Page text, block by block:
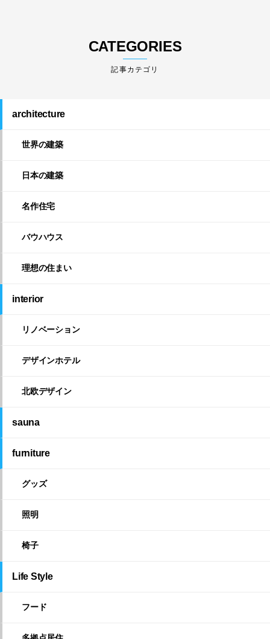
CATEGORIES
architecture
世界の建築
日本の建築
名作住宅
バウハウス
理想の住まい
interior
リノベーション
デザインホテル
北欧デザイン
sauna
furniture
グッズ
照明
椅子
Life Style
フード